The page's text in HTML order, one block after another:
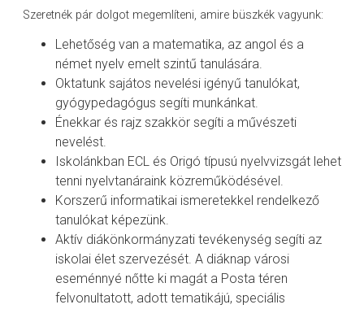
Szeretnék pár dolgot megemlíteni, amire büszkék vagyunk:
Lehetőség van a matematika, az angol és a
német nyelv emelt szintű tanulására.
Oktatunk sajátos nevelési igényű tanulókat,
gyógypedagógus segíti munkánkat.
Énekkar és rajz szakkör segíti a művészeti
nevelést.
Iskolánkban ECL és Origó típusú nyelvvizsgát lehet
tenni nyelvtanáraink közreműködésével.
Korszerű informatikai ismeretekkel rendelkező
tanulókat képezünk.
Aktív diákönkormányzati tevékenység segíti az
iskolai élet szervezését. A diáknap városi
eseménnyé nőtte ki magát a Posta téren
felvonultatott, adott tematikájú, speciális